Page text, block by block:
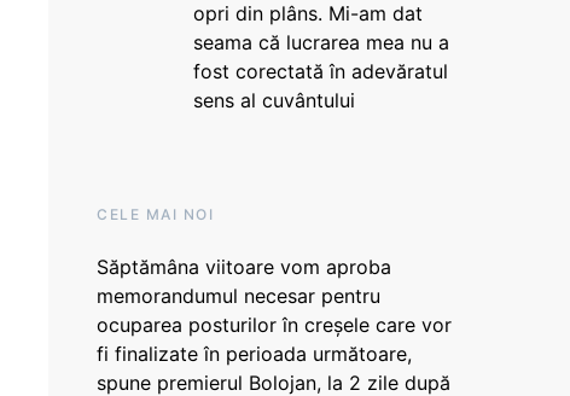
opri din plâns. Mi-am dat
seama că lucrarea mea nu a
fost corectată în adevăratul
sens al cuvântului
CELE MAI NOI
Săptămâna viitoare vom aproba
memorandumul necesar pentru
ocuparea posturilor în creșele care vor
fi finalizate în perioada următoare,
spune premierul Bolojan, la 2 zile după